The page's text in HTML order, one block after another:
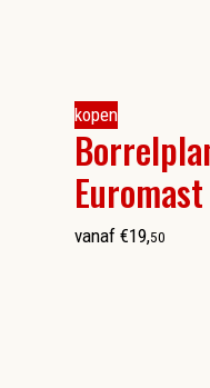
kopen
Euromast
vanaf €19,50